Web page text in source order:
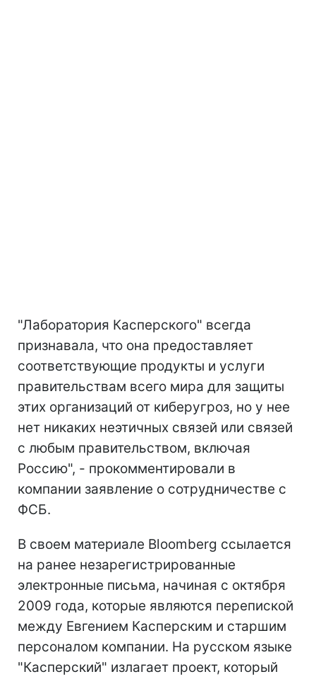
"Лаборатория Касперского" всегда
признавала, что она предоставляет
соответствующие продукты и услуги
правительствам всего мира для защиты
этих организаций от киберугроз, но у нее
нет никаких неэтичных связей или связей
с любым правительством, включая
Россию", - прокомментировали в
компании заявление о сотрудничестве с
ФСБ.
В своем материале Bloomberg ссылается
на ранее незарегистрированные
электронные письма, начиная с октября
2009 года, которые являются перепиской
между Евгением Касперским и старшим
персоналом компании. На русском языке
"Касперский" излагает проект, который